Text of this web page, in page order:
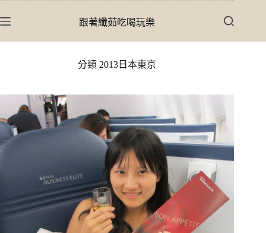
至
跟著纖茹吃喝玩樂
分類 2013日本東京